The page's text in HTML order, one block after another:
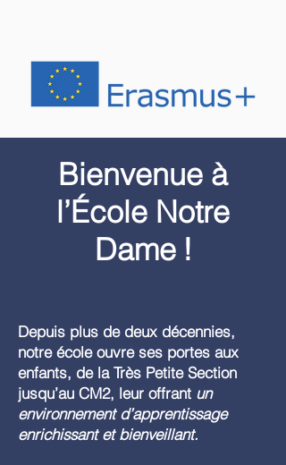
Bienvenue à
l’École Notre
Dame !
Depuis plus de deux décennies,
notre école ouvre ses portes aux
enfants, de la Très Petite Section
jusqu’au CM2, leur offrant un
environnement d’apprentissage
enrichissant et bienveillant.